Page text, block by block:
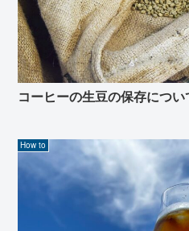
コーヒーの生豆の保存につい
How to